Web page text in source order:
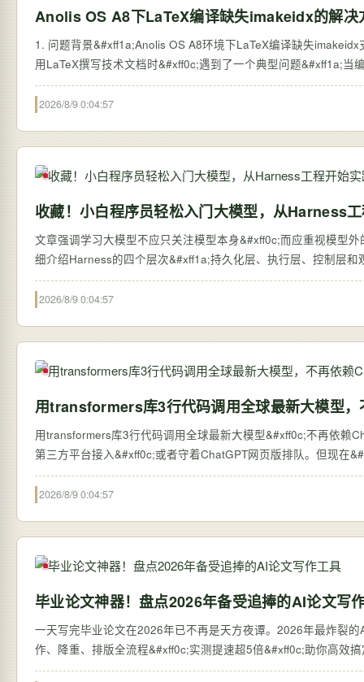
Anolis OS A8下LaTeX编译缺失imakeidx的解决
1. 问题背景&#xff1a;Anolis OS A8环境下LaTeX编译缺失
用LaTeX撰写技术文档时&#xff0c;遇到了一个典型问题&#xff1a;
2026/8/9 0:04:57
收藏！小白程序员轻松入门大模型，从Harness
文章强调学习大模型不应只关注模型本身&#xff0c;而应重视模型
细介绍Harness的四个层次&#xff1a;持久化层、执行层、控制层
2026/8/9 0:04:57
用transformers库3行代码调用全球最新大模型
用transformers库3行代码调用全球最新大模型&#xff0c;不再依赖ChatGPT网页版 过去&#xff0c;想体验全球最新的大语
第三方平台接入&#xff0c;或者守着ChatGPT网页版排队。但现在
2026/8/9 0:04:57
毕业论文神器！盘点2026年备受追捧的AI论文写
一天写完毕业论文在2026年已不再是天方夜谭。2026年最炸裂
作、降重、排版全流程&#xff0c;实测提速超5倍&#xff0c;助你高效